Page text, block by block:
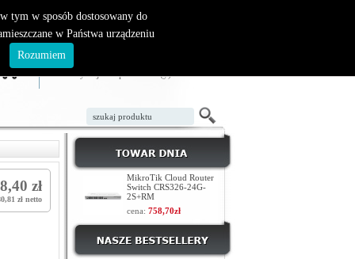
TWÓJ KOSZYK
W koszyku jest 0 produktów(y)
ZAŁÓŻ KONTO LOGOWANIE
zł
zł netto
MikroTik Cloud Router
Switch CRS326-24G-
2S+RM
cena: 758,70zł
tym w sposób dostosowany do
w Państwa urządzeniu
Rozumiem